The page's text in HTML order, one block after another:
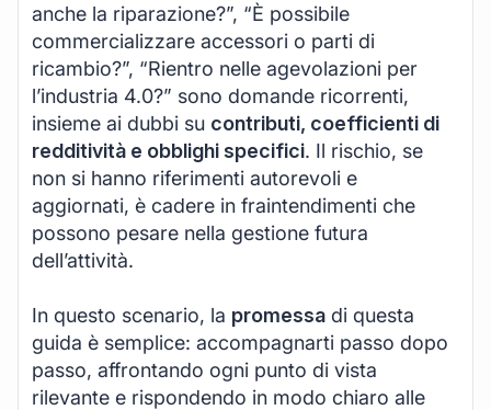
anche la riparazione?”, “È possibile
commercializzare accessori o parti di
ricambio?”, “Rientro nelle agevolazioni per
l’industria 4.0?” sono domande ricorrenti,
insieme ai dubbi su contributi, coefficienti di
redditività e obblighi specifici. Il rischio, se
non si hanno riferimenti autorevoli e
aggiornati, è cadere in fraintendimenti che
possono pesare nella gestione futura
dell’attività.
In questo scenario, la promessa di questa
guida è semplice: accompagnarti passo dopo
passo, affrontando ogni punto di vista
rilevante e rispondendo in modo chiaro alle